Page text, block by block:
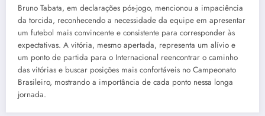
Bruno Tabata, em declarações pós-jogo, mencionou a impaciência
da torcida, reconhecendo a necessidade da equipe em apresentar
um futebol mais convincente e consistente para corresponder às
expectativas. A vitória, mesmo apertada, representa um alívio e
um ponto de partida para o Internacional reencontrar o caminho
das vitórias e buscar posições mais confortáveis no Campeonato
Brasileiro, mostrando a importância de cada ponto nessa longa
jornada.